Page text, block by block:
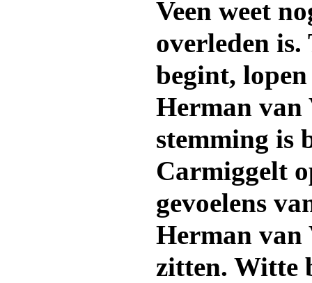
Veen weet
overleden
begint,
Herman van
stemming is
Carmiggelt
gevoelens
Herman van
zitten. Witte